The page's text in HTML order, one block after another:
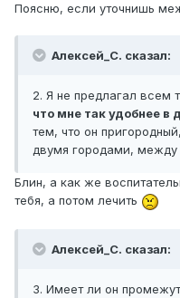
Поясню, если уточнишь
Алексей_С. сказал:
2. Я не предлагал всем
что мне так удобнее в
тем, что он
двумя городами,
Блин, а как же
тебя, а потом лечить
Алексей_С. сказал:
3. Имеет ли он